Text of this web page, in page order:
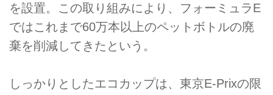
を設置。この取り組みにより、フォーミュラE
ではこれまで60万本以上のペットボトルの廃
棄を削減してきたという。
しっかりとしたエコカップは、東京E-Prixの限